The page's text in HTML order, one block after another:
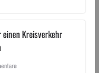
Kreisverkehr